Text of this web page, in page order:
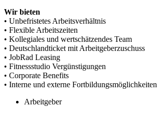
Wir bieten
• Unbefristetes Arbeitsverhältnis
• Flexible Arbeitszeiten
• Kollegiales und wertschätzendes Team
• Deutschlandticket mit Arbeitgeberzuschuss
• JobRad Leasing
• Fitnessstudio Vergünstigungen
• Corporate Benefits
• Interne und externe Fortbildungsmöglichkeiten
Arbeitgeber